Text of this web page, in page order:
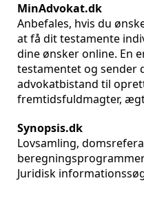
MinAdvokat.dk
Anbefales, hvis du
at få dit testamente
dine ønsker online. En
testamentet og sender
advokatbistand til
fremtidsfuldmagter,
Synopsis.dk
Lovsamling,
Juridisk